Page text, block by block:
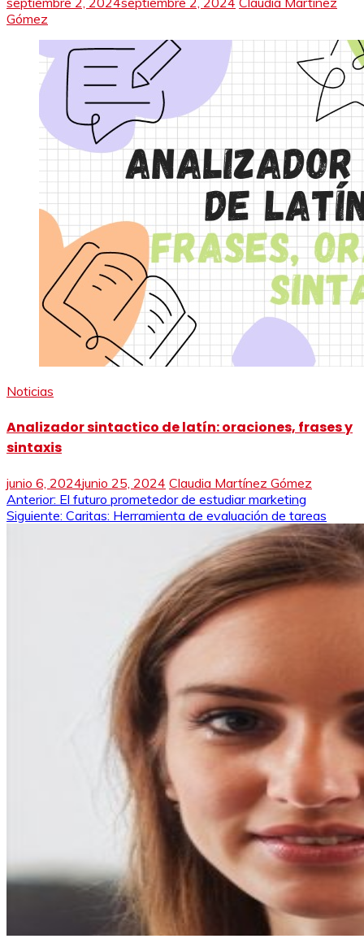
Gómez
Noticias
Analizador sintactico de latín: oraciones, frases y
sintaxis
junio 6, 2024junio 25, 2024 Claudia Martínez Gómez
Navegación
de
Anterior: El futuro prometedor de estudiar marketing
Siguiente: Caritas: Herramienta de evaluación de tareas